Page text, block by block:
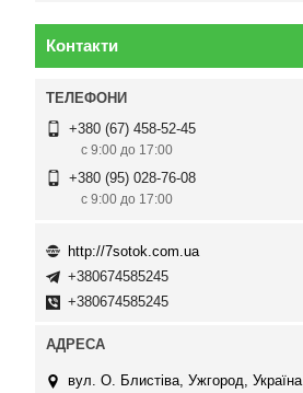
Контакти
+380 (67) 458-52-45
с 9:00 до 17:00
+380 (95) 028-76-08
с 9:00 до 17:00
http://7sotok.com.ua
+380674585245
+380674585245
вул. О. Блистіва, Ужгород, Україна